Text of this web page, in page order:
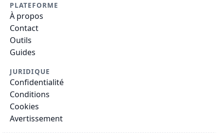
PLATEFORME
À propos
Contact
Outils
Guides
JURIDIQUE
Confidentialité
Conditions
Cookies
Avertissement